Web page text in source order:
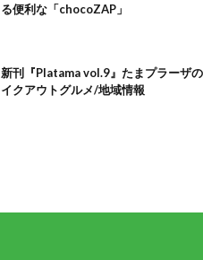
る便利な「chocoZAP」
新刊『Platama vol.9』たまプラーザ
イクアウトグルメ/地域情報